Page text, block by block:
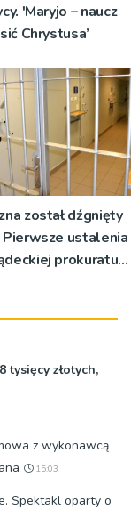
'Maryjo – naucz
Chrystusa’
został dźgnięty
Pierwsze ustalenia
prokuratury
tysięcy złotych,
z wykonawcą
15:03
Spektakl oparty o